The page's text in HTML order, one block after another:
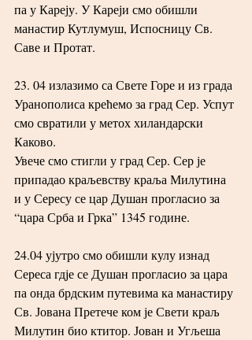
па у Кареју. У Кареји смо обишли
манастир Кутлумуш, Испосницу Св.
Саве и Протат.
23. 04 излазимо са Свете Горе и из града
Уранополиса крећемо за град Сер. Успут
смо свратили у метох хиландарски
Каково.
Увече смо стигли у град Сер. Сер је
припадао краљевству краља Милутина
и у Сересу се цар Душан прогласио за
“цара Срба и Грка” 1345 године.
24.04 ујутро смо обишли кулу изнад
Сереса гдје се Душан прогласио за цара
па онда брдским путевима ка манастиру
Св. Јована Претече ком је Свети краљ
Милутин био ктитор. Јован и Угљеша